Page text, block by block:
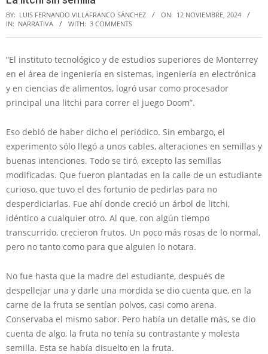
BY: LUIS FERNANDO VILLAFRANCO SÁNCHEZ ON: 12 NOVIEMBRE, 2024
IN: NARRATIVA WITH: 3 COMMENTS
“El instituto tecnológico y de estudios superiores de Monterrey
en el área de ingeniería en sistemas, ingeniería en electrónica
y en ciencias de alimentos, logró usar como procesador
principal una litchi para correr el juego Doom”.
Eso debió de haber dicho el periódico. Sin embargo, el
experimento sólo llegó a unos cables, alteraciones en semillas y
buenas intenciones. Todo se tiró, excepto las semillas
modificadas. Que fueron plantadas en la calle de un estudiante
curioso, que tuvo el des fortunio de pedirlas para no
desperdiciarlas. Fue ahí donde creció un árbol de litchi,
idéntico a cualquier otro. Al que, con algún tiempo
transcurrido, crecieron frutos. Un poco más rosas de lo normal,
pero no tanto como para que alguien lo notara.
No fue hasta que la madre del estudiante, después de
despellejar una y darle una mordida se dio cuenta que, en la
carne de la fruta se sentían polvos, casi como arena.
Conservaba el mismo sabor. Pero había un detalle más, se dio
cuenta de algo, la fruta no tenía su contrastante y molesta
semilla. Esta se había disuelto en la fruta.